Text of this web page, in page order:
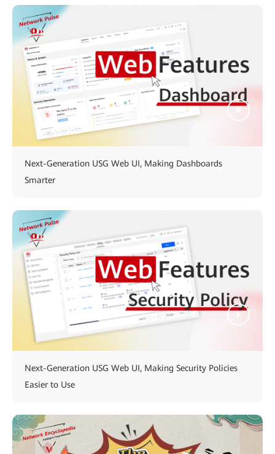
Next-Generation USG Web UI, Making Dashboards
Smarter
Next-Generation USG Web UI, Making Security Policies
Easier to Use